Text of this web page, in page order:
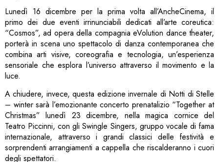
Lunedì 16 dicembre per la prima volta all’AncheCinema, il
primo dei due eventi irrinunciabili dedicati all’arte coreutica:
“Cosmos”, ad opera della compagnia eVolution dance theater,
porterà in scena uno spettacolo di danza contemporanea che
combina arti visive, coreografia e tecnologia, un’esperienza
sensoriale che esplora l’universo attraverso il movimento e la
luce.
A chiudere, invece, questa edizione invernale di Notti di Stelle
– winter sarà l’emozionante concerto prenatalizio “Together at
Christmas” lunedì 23 dicembre, nella magica cornice del
Teatro Piccinni, con gli Swingle Singers, gruppo vocale di fama
internazionale, attraverso i grandi classici delle festività e
sorprendenti arrangiamenti a cappella che riscalderanno i cuori
degli spettatori.